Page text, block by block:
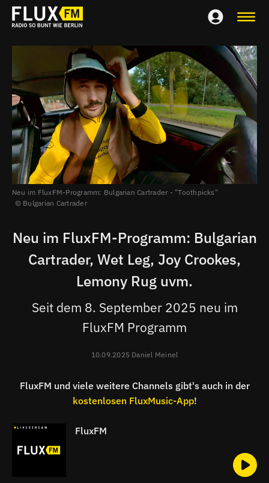
Neu im FluxFM-Programm: Bulgarian Cartrader - "Toothpicks"
Bulgarian Cartrader
Neu im FluxFM-Programm: Bulgarian
Cartrader, Wet Leg, Joy Crookes,
Lemony Rug uvm.
Seit dem 8. September 2025 neu im
FluxFM Programm
10.09.2025 Daniel Meinel
FluxFM und viele weitere Channels gibt's auch in der
kostenlosen FluxMusic-App!
FluxFM